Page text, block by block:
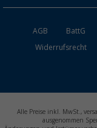
AGB BattG
Widerrufsrecht
Alle Preise inkl. MwSt.,
ausgenommen